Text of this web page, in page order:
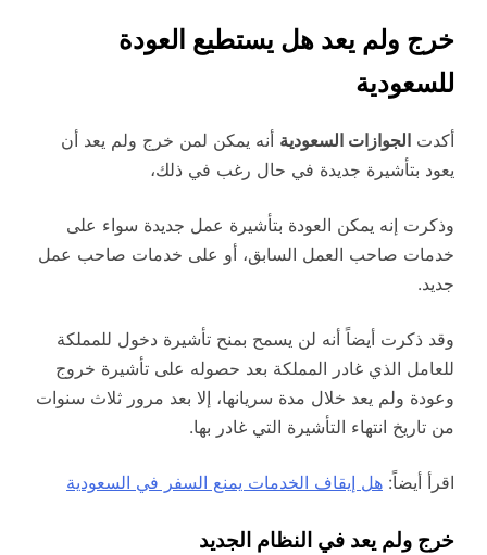
خرج ولم يعد هل يستطيع العودة
للسعودية
أكدت الجوازات السعودية أنه يمكن لمن خرج ولم يعد أن
يعود بتأشيرة جديدة في حال رغب في ذلك،
وذكرت إنه يمكن العودة بتأشيرة عمل جديدة سواء على
خدمات صاحب العمل السابق، أو على خدمات صاحب عمل
جديد.
وقد ذكرت أيضاً أنه لن يسمح بمنح تأشيرة دخول للمملكة
للعامل الذي غادر المملكة بعد حصوله على تأشيرة خروج
وعودة ولم يعد خلال مدة سريانها، إلا بعد مرور ثلاث سنوات
من تاريخ انتهاء التأشيرة التي غادر بها.
اقرأ أيضاً: هل إيقاف الخدمات يمنع السفر في السعودية
خرج ولم يعد في النظام الجديد